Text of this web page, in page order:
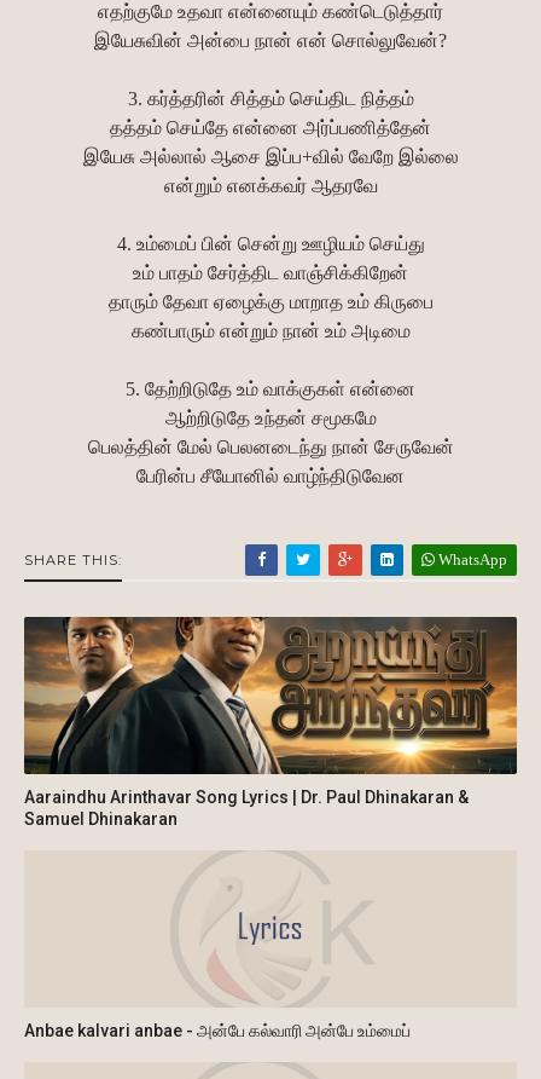
எதற்குமே உதவா என்னையும் கண்டெடுத்தார்
இயேசுவின் அன்பை நான் என் சொல்லுவேன்?
3. கர்த்தரின் சித்தம் செய்திட நித்தம்
தத்தம் செய்தே என்னை அர்ப்பணித்தேன்
இயேசு அல்லால் ஆசை இப்ப+வில் வேறே இல்லை
என்றும் எனக்கவர் ஆதரவே
4. உம்மைப் பின் சென்று ஊழியம் செய்து
உம் பாதம் சேர்த்திட வாஞ்சிக்கிறேன்
தாரும் தேவா ஏழைக்கு மாறாத உம் கிருபை
கண்பாரும் என்றும் நான் உம் அடிமை
5. தேற்றிடுதே உம் வாக்குகள் என்னை
ஆற்றிடுதே உந்தன் சமூகமே
பெலத்தின் மேல் பெலனடைந்து நான் சேருவேன்
பேரின்ப சீயோனில் வாழ்ந்திடுவேன
SHARE THIS: WhatsApp
Aaraindhu Arinthavar Song Lyrics | Dr. Paul Dhinakaran &
Samuel Dhinakaran
Anbae kalvari anbae - அன்பே கல்வாரி அன்பே உம்மைப்